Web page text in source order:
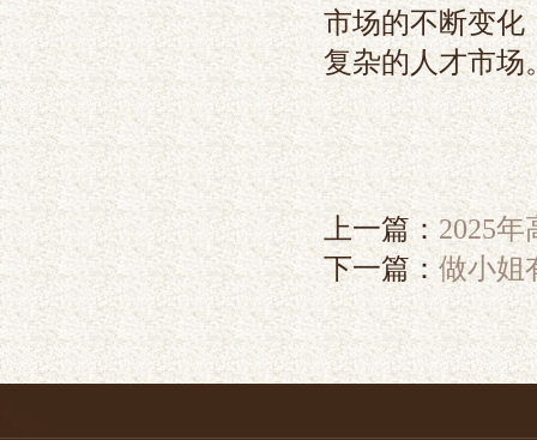
市场的不断变化
复杂的人才市场
上一篇： 2025
下一篇：做小姐